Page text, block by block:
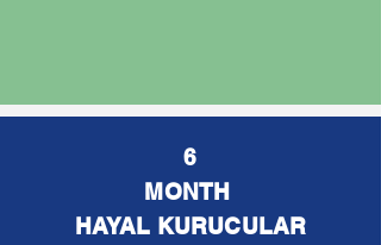
6
MONTH
HAYAL KURUCULAR